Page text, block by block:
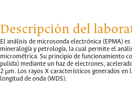
Descripción del
El análisis de microsonda electrónica (EPMA)
mineralogía y petrología, la cual permite el
micrométrica. Su principio de funcionamiento
pulida) mediante un haz de electrones,
2 µm. Los rayos X característicos generados
longitud de onda (WDS).